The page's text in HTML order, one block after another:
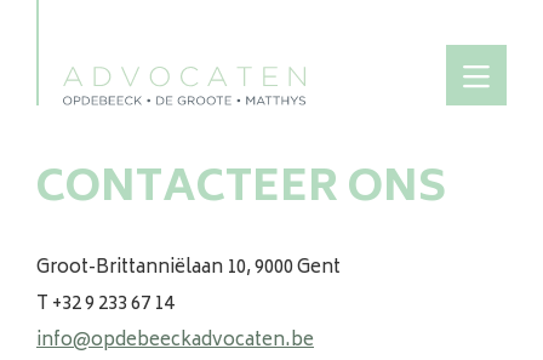
CONTACTEER ONS
Groot-Brittanniëlaan 10, 9000 Gent
T +32 9 233 67 14
info@opdebeeckadvocaten.be